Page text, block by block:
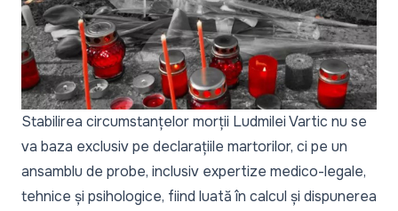
Stabilirea circumstanțelor morții Ludmilei Vartic nu se
va baza exclusiv pe declarațiile martorilor, ci pe un
ansamblu de probe, inclusiv expertize medico-legale,
tehnice și psihologice, fiind luată în calcul și dispunerea